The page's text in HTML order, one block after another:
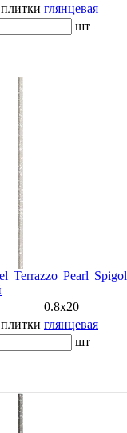
глянцевая
шт
Terrazzo Pearl
0.8x20
глянцевая
шт